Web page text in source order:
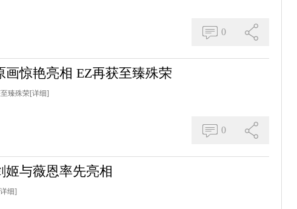
0
惊艳亮相 EZ再获至臻殊荣
臻殊荣[详细]
0
姬与薇恩率先亮相
细]